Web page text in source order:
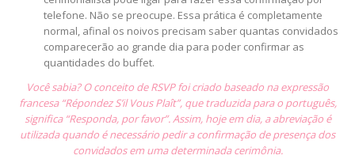
telefone. Não se preocupe. Essa prática é completamente
normal, afinal os noivos precisam saber quantas convidados
comparecerão ao grande dia para poder confirmar as
quantidades do buffet.
Você sabia? O conceito de RSVP foi criado baseado na expressão
francesa “Répondez S’il Vous Plaît”, que traduzida para o português,
significa “Responda, por favor”. Assim, hoje em dia, a abreviação é
utilizada quando é necessário pedir a confirmação de presença dos
convidados em uma determinada cerimônia.